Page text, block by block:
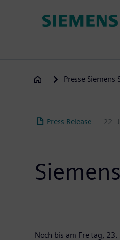
Presse Siemens
Press Release 22.
Noch bis am Freitag, 23.